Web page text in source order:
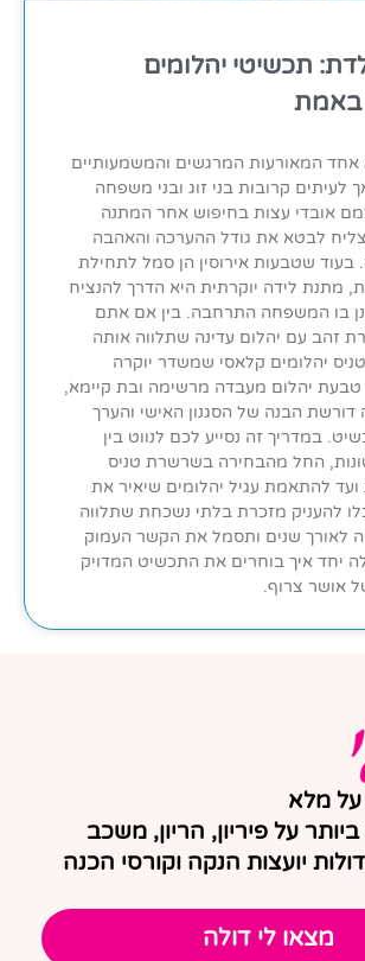
תכשיטי יהלומים
באמת
אחד המאורעות המרגשים והמשמעותיים
לעיתים קרובות בני זוג ובני משפחה
אובדי עצות בחיפוש אחר המתנה
לבטא את גודל ההערכה והאהבה
בעוד שטבעות אירוסין הן סמל לתחילת
מתנת לידה יוקרתית היא הדרך להנציח
בו המשפחה התרחבה. בין אם אתם
זהב עם יהלום עדינה שתלווה אותה
יהלומים קלאסי שמשדר יוקרה
טבעת יהלום מעבדה מרשימה ובת קיימא,
דורשת הבנה של הסגנון האישי והערך
במדריך זה נסייע לכם לנווט בין
החל מהבחירה בשרשרת טניס
ועד להתאמת עגיל יהלומים שיאיר את
להעניק מזכרת בלתי נשכחת שתלווה
לאורך שנים ותסמל את הקשר העמוק
יחד איך בוחרים את התכשיט המדויק
אושר צרוף.
על מלא
על פיריון, הריון, משכב
יועצות הנקה וקורסי הכנה
מצאו לי דולה